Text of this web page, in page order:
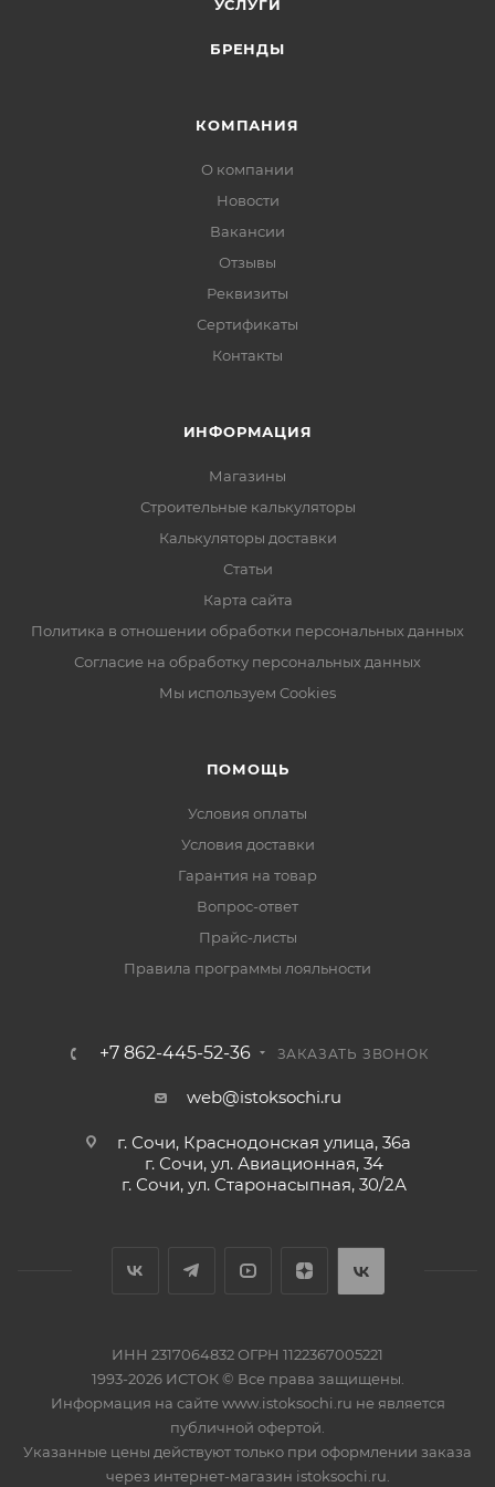
УСЛУГИ
БРЕНДЫ
КОМПАНИЯ
О компании
Новости
Вакансии
Отзывы
Реквизиты
Сертификаты
Контакты
ИНФОРМАЦИЯ
Магазины
Строительные калькуляторы
Калькуляторы доставки
Статьи
Карта сайта
Политика в отношении обработки персональных данных
Согласие на обработку персональных данных
Мы используем Cookies
ПОМОЩЬ
Условия оплаты
Условия доставки
Гарантия на товар
Вопрос-ответ
Прайс-листы
Правила программы лояльности
+7 862-445-52-36 ЗАКАЗАТЬ ЗВОНОК
web@istoksochi.ru
г. Сочи, Краснодонская улица, 36а
г. Сочи, ул. Авиационная, 34
г. Сочи, ул. Старонасыпная, 30/2А
ИНН 2317064832 ОГРН 1122367005221
1993-2026 ИСТОК © Все права защищены.
Информация на сайте www.istoksochi.ru не является
публичной офертой.
Указанные цены действуют только при оформлении заказа
через интернет-магазин istoksochi.ru.